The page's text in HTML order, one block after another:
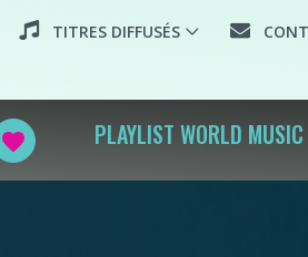
TITRES DIFFUSÉS
favorite PLAYLIST WORLD MUSIC